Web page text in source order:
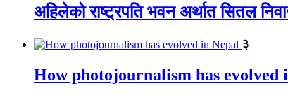
अहिलेको राष्ट्रपति भवन अर्थात सितल
३
How photojournalism has evolved